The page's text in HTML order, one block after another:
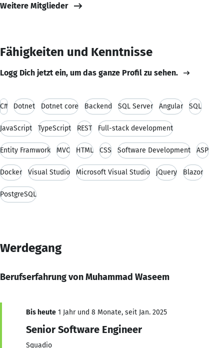
Weitere Mitglieder
Fähigkeiten und Kenntnisse
Logg Dich jetzt ein, um das ganze Profil zu sehen.
C# Dotnet Dotnet core Backend SQL Server Angular SQL
JavaScript TypeScript REST Full-stack development
Entity Framwork MVC HTML CSS Software Development ASP
Docker Visual Studio Microsoft Visual Studio jQuery Blazor
PostgreSQL
Werdegang
Berufserfahrung von Muhammad Waseem
Bis heute 1 Jahr und 8 Monate, seit Jan. 2025
Senior Software Engineer
Squadio